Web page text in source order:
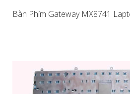
Bàn Phím Gateway MX8741